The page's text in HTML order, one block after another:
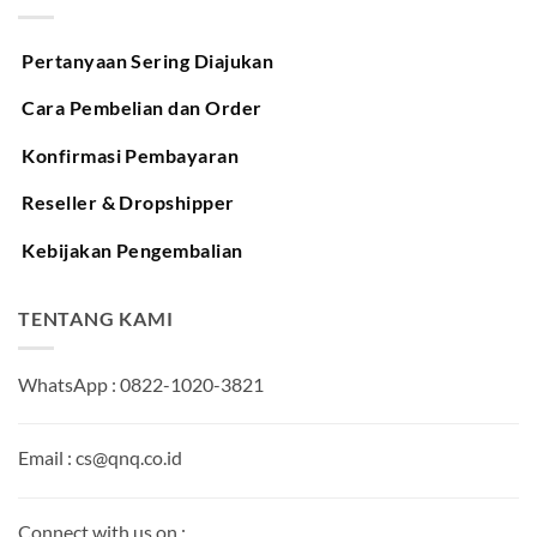
Pertanyaan Sering Diajukan
Cara Pembelian dan Order
Konfirmasi Pembayaran
Reseller & Dropshipper
Kebijakan Pengembalian
TENTANG KAMI
WhatsApp : 0822-1020-3821
Email : cs@qnq.co.id
Connect with us on :